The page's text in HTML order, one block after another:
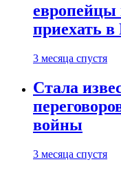
европейцы
приехать
3 месяца спустя
Стала
войны
3 месяца спустя